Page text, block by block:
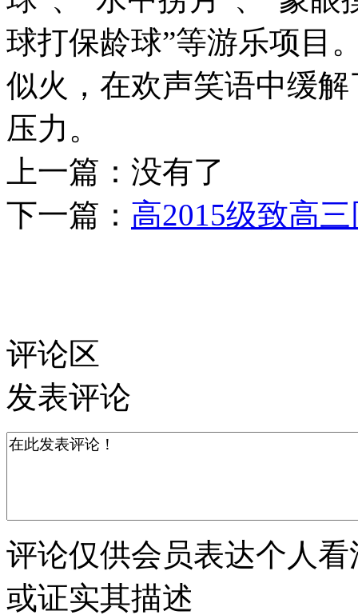
球打保龄球”等游乐项目
似火，在欢声笑语中缓
压力。
上一篇： 没有了
下一篇： 高2015级致高
评论区
发表评论
评论仅供会员表达个人
或证实其描述